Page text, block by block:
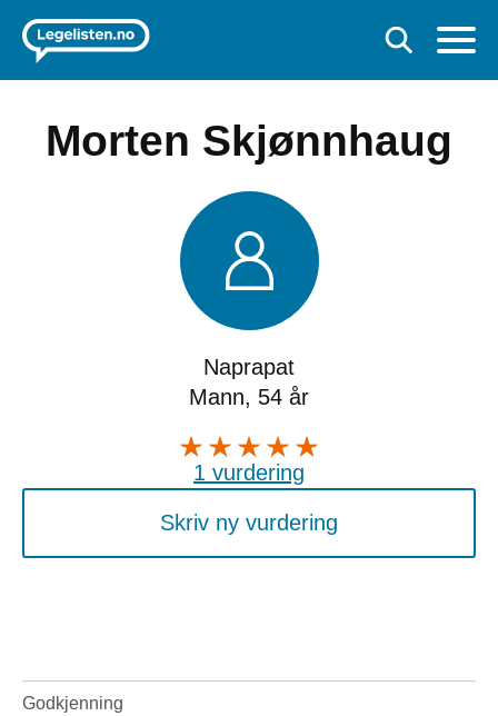
Morten Skjønnhaug
Naprapat
Mann, 54 år
1 vurdering
Skriv ny vurdering
Godkjenning